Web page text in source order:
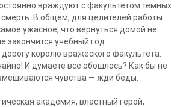
враждуют с факультетом темных
В общем, для целителей работы
ужасное, что вернуться домой не
закончится учебный год.
королю вражеского факультета.
И думаете все обошлось? Как бы не
чувства — жди беды.
академия, властный герой,